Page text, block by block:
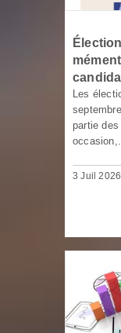
Les
partie
3 Juil